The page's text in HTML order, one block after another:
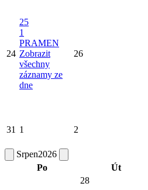
24
25
1
PRAMEN
Zobrazit
všechny
záznamy ze
dne
26
31 1 2
Srpen2026
Po
Út
28